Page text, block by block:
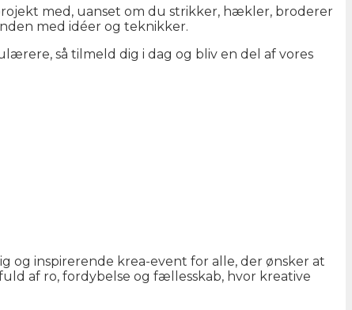
med, uanset om du strikker, hækler, broderer
med idéer og teknikker.
så tilmeld dig i dag og bliv en del af vores
og inspirerende krea-event for alle, der ønsker at
af ro, fordybelse og fællesskab, hvor kreative